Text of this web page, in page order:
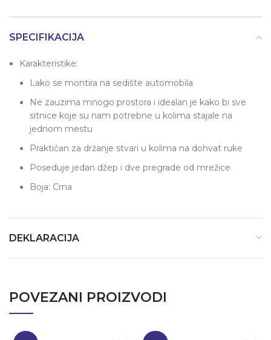
SPECIFIKACIJA
Karakteristike:
Lako se montira na sedište automobila
Ne zauzima mnogo prostora i idealan je kako bi sve
sitnice koje su nam potrebne u kolima stajale na
jednom mestu
Praktičan za držanje stvari u kolima na dohvat ruke
Poseduje jedan džep i dve pregrade od mrežice
Boja: Crna
DEKLARACIJA
POVEZANI PROIZVODI